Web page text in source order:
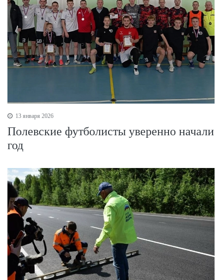
13 января 2026
Полевские футболисты уверенно начали
год